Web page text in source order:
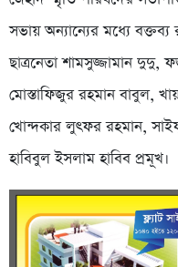
সভায় অন্যান্যের মধ্যে বক্তব্য
ছাত্রনেতা শামসুজ্জামান দুদু,
মোস্তাফিজুর রহমান বাবুল,
খোন্দকার লুৎফর রহমান,
হাবিবুল ইসলাম হাবিব প্রমূখ।